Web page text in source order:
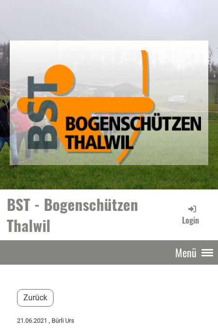
BST - Bogenschützen
Thalwil
Login
Menü
Zurück
21.06.2021 , Bürli Urs